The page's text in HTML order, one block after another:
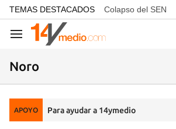
common.go-to-content
TEMAS DESTACADOS Colapso del SEN
Navegación
Noro
APOYO Para ayudar a 14ymedio